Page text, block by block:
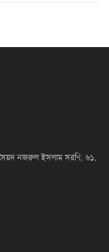
নজরুল ইসলাম সরণি, ৬১,